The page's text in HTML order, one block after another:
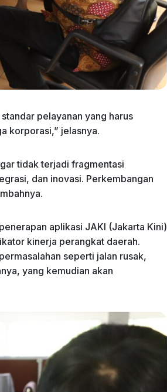
pelayanan yang harus
korporasi,” jelasnya.
tidak terjadi fragmentasi
dan inovasi. Perkembangan
aplikasi JAKI (Jakarta Kini)
kinerja perangkat daerah.
seperti jalan rusak,
yang kemudian akan